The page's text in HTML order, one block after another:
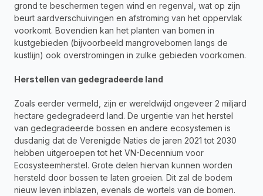
grond te beschermen tegen wind en regenval, wat op zijn
beurt aardverschuivingen en afstroming van het oppervlak
voorkomt. Bovendien kan het planten van bomen in
kustgebieden (bijvoorbeeld mangrovebomen langs de
kustlijn) ook overstromingen in zulke gebieden voorkomen.
Herstellen van gedegradeerde land
Zoals eerder vermeld, zijn er wereldwijd ongeveer 2 miljard
hectare gedegradeerd land. De urgentie van het herstel
van gedegradeerde bossen en andere ecosystemen is
dusdanig dat de Verenigde Naties de jaren 2021 tot 2030
hebben uitgeroepen tot het VN-Decennium voor
Ecosysteemherstel. Grote delen hiervan kunnen worden
hersteld door bossen te laten groeien. Dit zal de bodem
nieuw leven inblazen, evenals de wortels van de bomen.